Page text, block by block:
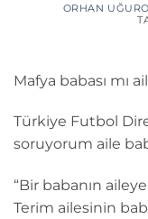
ORHAN
Mafya babası mı
Türkiye Futbol
soruyorum aile
“Bir babanın
Terim ailesinin